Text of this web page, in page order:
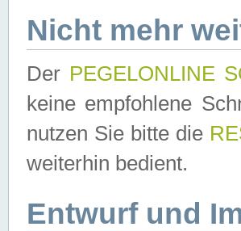
Nicht mehr
Der PEGELONLINE
keine empfohlene
nutzen Sie bitte die
weiterhin bedient.
Entwurf und